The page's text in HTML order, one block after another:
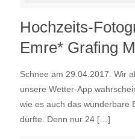
Hochzeits-
Emre* Grafing
Schnee am 29.04.2017. Wir
unsere Wetter-App
wie es auch das wunderbare
dürfte. Denn nur 24 […]